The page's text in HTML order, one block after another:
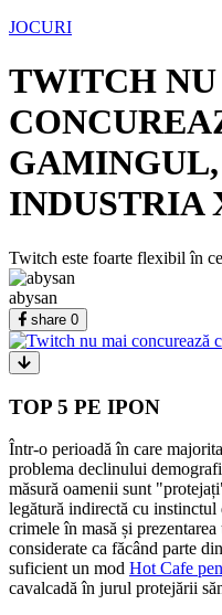
JOCURI
TWITCH
INDUSTRIA
Twitch este foarte flexibil în
abysan
share 0
TOP 5 PE IPON
Într-o perioadă în care
problema declinului
măsură oamenii sunt
legătură indirectă cu
crimele în masă și
considerate ca făcând parte
suficient un mod Hot Cafe
cavalcadă în jurul protejării